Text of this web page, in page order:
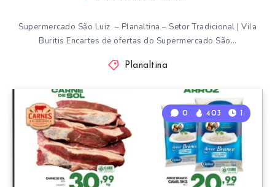
Supermercado São Luiz – Planaltina – Setor Tradicional | Vila
Buritis Encartes de ofertas do Supermercado São…
Planaltina
0 403 1